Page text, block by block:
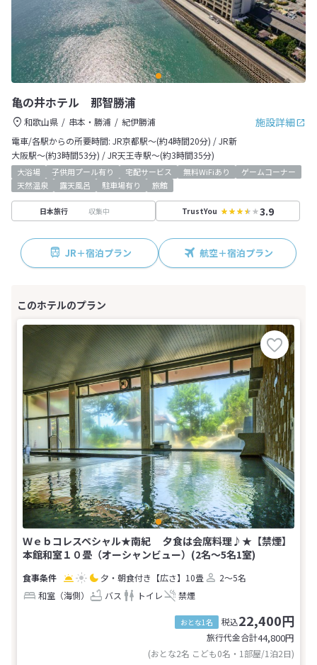
亀の井ホテル 那智勝浦
施設詳細
和歌山県 串本・勝浦
紀伊勝浦
電車/各駅からの所要時間: JR京都駅～(約4時間20分) / JR新
大阪駅～(約3時間53分) / JR天王寺駅～(約3時間35分)
大浴場 子供用プール有り 宅配サービス 無料WiFiあり
ゲームコーナー
天然温泉
露天風呂 駐車場有り 旅館
日本旅行 収集中 TrustYou 3.9
JR＋宿泊プラン 航空＋宿泊プラン
Ｗｅｂコレスペシャル★南紀 夕食は会席料理♪★【禁煙】
本館和室１０畳（オーシャンビュー）(2名～5名1室)
夕・朝食付き 【広さ】10畳
2～5名
和室（海側）
バス トイレ 禁煙
おとな1名 税込22,400円
旅行代金合計44,800円
(おとな2名 こども0名・1部屋/1泊2日)